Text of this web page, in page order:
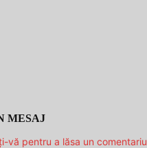
MESAJ
vă pentru a lăsa un comentariu